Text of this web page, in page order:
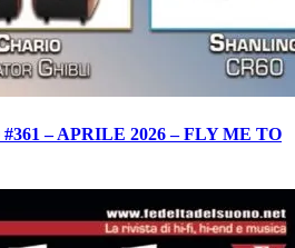
– APRILE 2026 – FLY ME TO